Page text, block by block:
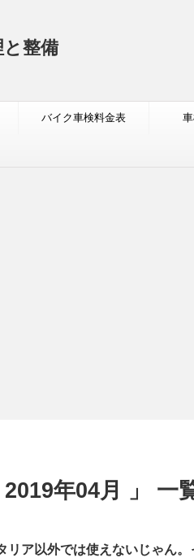
整備
バイク車検料金表
2019年04月 」 一
リア以外では使えないじゃん。